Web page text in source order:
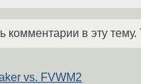
комментарии в эту
vs. FVWM2